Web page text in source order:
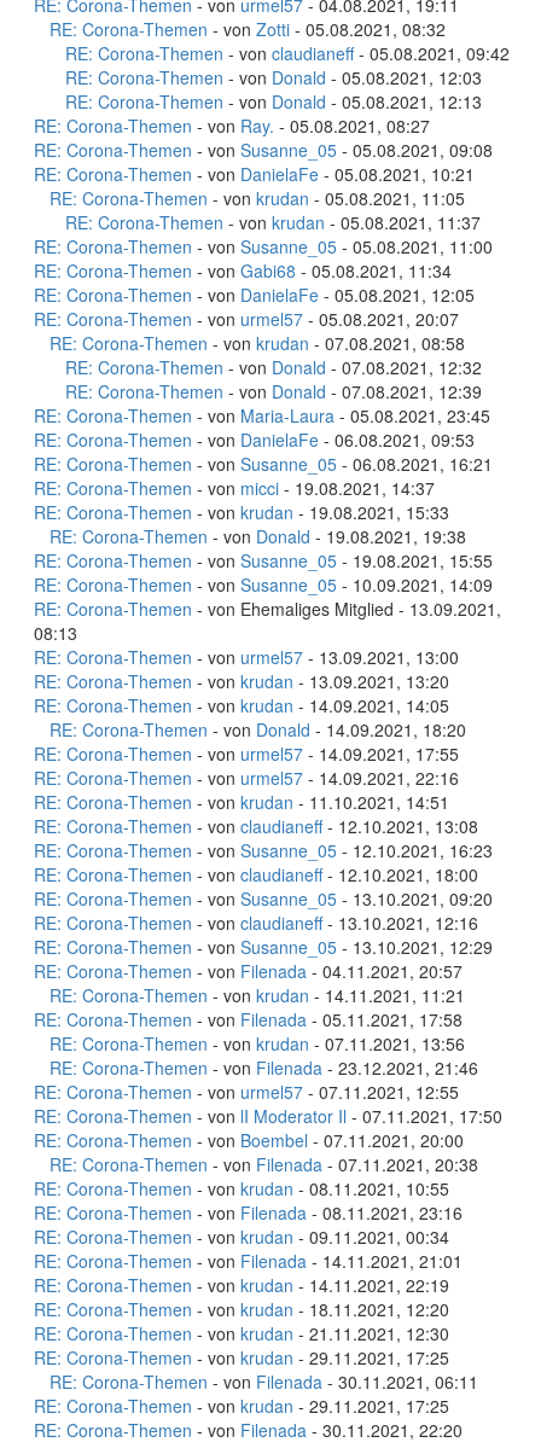
RE: Corona-Themen - von urmel57 - 04.08.2021, 19:11
RE: Corona-Themen - von Zotti - 05.08.2021, 08:32
RE: Corona-Themen - von claudianeff- 05.08.2021, 09:42
RE: Corona-Themen - von Donald - 05.08.2021, 12:03
RE: Corona-Themen - von Donald - 05.08.2021, 12:13
RE: Corona-Themen - von Ray. - 05.08.2021, 08:27
RE: Corona-Themen - von Susanne_05 - 05.08.2021, 09:08
RE: Corona-Themen - von DanielaFe - 05.08.2021, 10:21
RE: Corona-Themen - von krudan - 05.08.2021, 11:05
RE: Corona-Themen - von krudan - 05.08.2021, 11:37
RE: Corona-Themen - von Susanne_05 - 05.08.2021, 11:00
RE: Corona-Themen - von Gabi68 - 05.08.2021, 11:34
RE: Corona-Themen - von DanielaFe - 05.08.2021, 12:05
RE: Corona-Themen - von urmel57 - 05.08.2021, 20:07
RE: Corona-Themen - von krudan - 07.08.2021, 08:58
RE: Corona-Themen - von Donald - 07.08.2021, 12:32
RE: Corona-Themen - von Donald - 07.08.2021, 12:39
RE: Corona-Themen - von Maria-Laura - 05.08.2021, 23:45
RE: Corona-Themen - von DanielaFe - 06.08.2021, 09:53
RE: Corona-Themen - von Susanne_05 - 06.08.2021, 16:21
RE: Corona-Themen - von micci - 19.08.2021, 14:37
RE: Corona-Themen - von krudan - 19.08.2021, 15:33
RE: Corona-Themen - von Donald - 19.08.2021, 19:38
RE: Corona-Themen - von Susanne_05 - 19.08.2021, 15:55
RE: Corona-Themen - von Susanne_05 - 10.09.2021, 14:09
RE: Corona-Themen - von Ehemaliges Mitglied - 13.09.2021,
08:13
RE: Corona-Themen - von urmel57 - 13.09.2021, 13:00
RE: Corona-Themen - von krudan - 13.09.2021, 13:20
RE: Corona-Themen - von krudan - 14.09.2021, 14:05
RE: Corona-Themen - von Donald - 14.09.2021, 18:20
RE: Corona-Themen - von urmel57 - 14.09.2021, 17:55
RE: Corona-Themen - von urmel57 - 14.09.2021, 22:16
RE: Corona-Themen - von krudan - 11.10.2021, 14:51
RE: Corona-Themen - von claudianeff- 12.10.2021, 13:08
RE: Corona-Themen - von Susanne_05 - 12.10.2021, 16:23
RE: Corona-Themen - von claudianeff- 12.10.2021, 18:00
RE: Corona-Themen - von Susanne_05 - 13.10.2021, 09:20
RE: Corona-Themen - von claudianeff- 13.10.2021, 12:16
RE: Corona-Themen - von Susanne_05 - 13.10.2021, 12:29
RE: Corona-Themen - von Filenada - 04.11.2021, 20:57
RE: Corona-Themen - von krudan - 14.11.2021, 11:21
RE: Corona-Themen - von Filenada - 05.11.2021, 17:58
RE: Corona-Themen - von krudan - 07.11.2021, 13:56
RE: Corona-Themen - von Filenada - 23.12.2021, 21:46
RE: Corona-Themen - von urmel57 - 07.11.2021, 12:55
RE: Corona-Themen - von lI Moderator Il - 07.11.2021, 17:50
RE: Corona-Themen - von Boembel - 07.11.2021, 20:00
RE: Corona-Themen - von Filenada - 07.11.2021, 20:38
RE: Corona-Themen - von krudan - 08.11.2021, 10:55
RE: Corona-Themen - von Filenada - 08.11.2021, 23:16
RE: Corona-Themen - von krudan - 09.11.2021, 00:34
RE: Corona-Themen - von Filenada - 14.11.2021, 21:01
RE: Corona-Themen - von krudan - 14.11.2021, 22:19
RE: Corona-Themen - von krudan - 18.11.2021, 12:20
RE: Corona-Themen - von krudan - 21.11.2021, 12:30
RE: Corona-Themen - von krudan - 29.11.2021, 17:25
RE: Corona-Themen - von Filenada - 30.11.2021, 06:11
RE: Corona-Themen - von krudan - 29.11.2021, 17:25
RE: Corona-Themen - von Filenada - 30.11.2021, 22:20